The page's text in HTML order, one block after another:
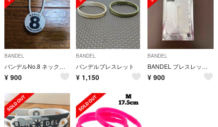
BANDEL
バンデルNo.8 ネックレス パワー&フォース ホワイト
¥ 900
BANDEL
バンデルブレスレット
¥ 1,150
BANDEL
BANDEL ブレスレット 白 Lサイズ
¥ 900